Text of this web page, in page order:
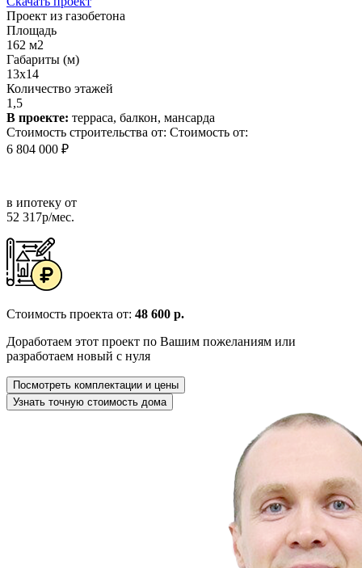
Проект из газобетона
Площадь
162 м2
Габариты (м)
13x14
Количество этажей
1,5
В проекте: терраса, балкон, мансарда
Стоимость строительства от: Стоимость от:
6 804 000 ₽
в ипотеку от
52 317р/мес.
Стоимость проекта от: 48 600 р.
Доработаем этот проект по Вашим пожеланиям или
разработаем новый с нуля
Посмотреть комплектации и цены
Узнать точную стоимость дома